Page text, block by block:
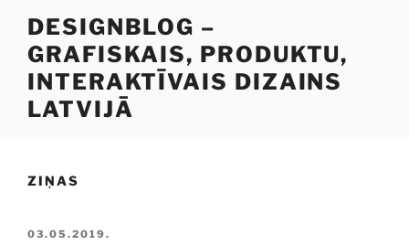
saturu
DESIGNBLOG –
GRAFISKAIS, PRODUKTU,
INTERAKTĪVAIS DIZAINS
LATVIJĀ
ZIŅAS
PUBLICĒTS
03.05.2019.